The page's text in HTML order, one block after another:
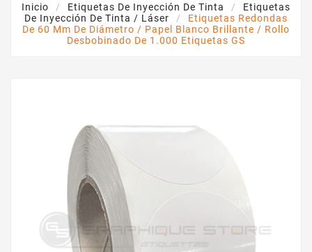
Inicio Etiquetas De Inyección De Tinta
Etiquetas
De Inyección De Tinta / Láser
Etiquetas Redondas
De 60 Mm De Diámetro / Papel Blanco Brillante / Rollo
Desbobinado De 1.000 Etiquetas GS